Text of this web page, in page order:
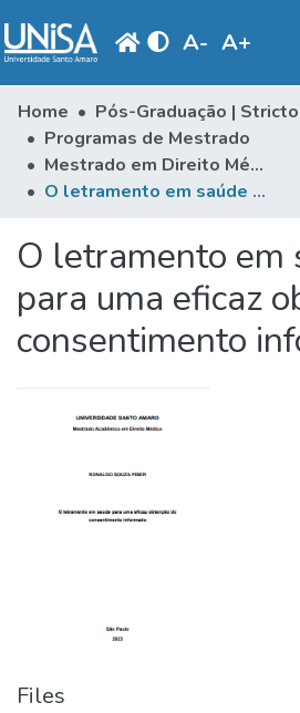
A- A+
Communities & Collections
Statistics
Browse
Produção Docente
Periodicals
Home
Programas de Mestrado
Mestrado em Direito Médico
O letramento em saúde para uma eficaz obtenção do consentimento informado
O letramento em
para uma eficaz
consentimento
Files